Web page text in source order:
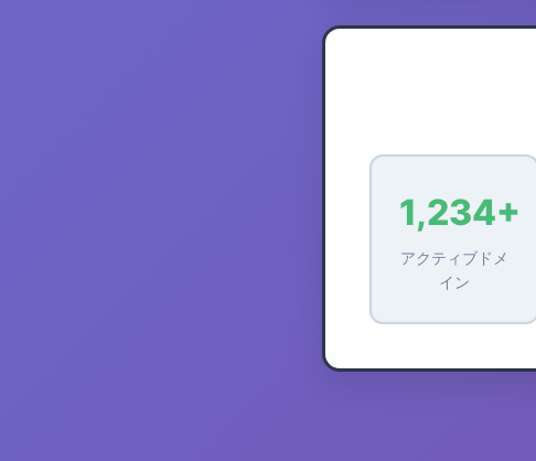
1,234+
アクティブドメ
イン